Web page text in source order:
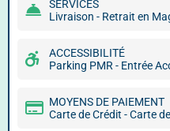
SERVICES
Livraison - Retrait en
ACCESSIBILITÉ
Parking PMR - Entrée
MOYENS DE PAIEMENT
Carte de Crédit - Carte